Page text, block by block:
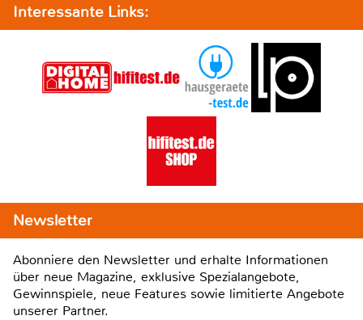
Interessante Links:
Newsletter
Abonniere den Newsletter und erhalte Informationen
über neue Magazine, exklusive Spezialangebote,
Gewinnspiele, neue Features sowie limitierte Angebote
unserer Partner.